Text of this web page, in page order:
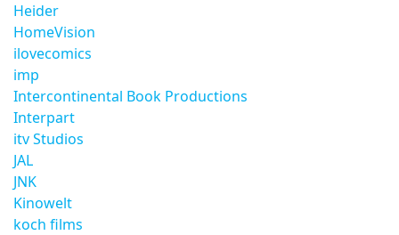
Heider
HomeVision
ilovecomics
imp
Intercontinental Book Productions
Interpart
itv Studios
JAL
JNK
Kinowelt
koch films